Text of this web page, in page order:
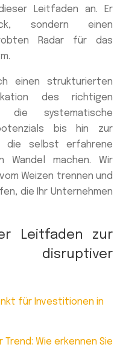
Leitfaden an. Er
sondern einen
Radar für das
einen strukturierten
des richtigen
die systematische
bis hin zur
die selbst erfahrene
Wandel machen. Wir
Weizen trennen und
die Ihr Unternehmen
Leitfaden zur
disruptiver
für Investitionen in
Wie erkennen Sie